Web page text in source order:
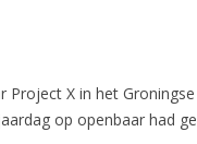
Project X in het
op openbaar had